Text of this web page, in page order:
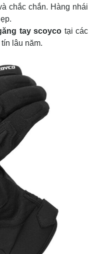
chắc chắn. Hàng nhái
tay scoyco tại các
lâu năm.